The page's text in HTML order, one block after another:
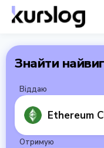
Знайти
Віддаю
Ethereum
Отримую